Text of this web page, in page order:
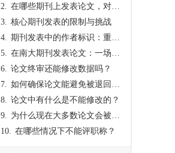
2. 在哪些期刊上发表论文，对考研有优势？
3. 核心期刊发表的限制与挑战
4. 期刊发表中的作者标识：重要性与实践
5. 在南大期刊发表论文：一场知识探索与学术成就的旅程
6. 论文终审还能修改数据吗？
7. 如何确保论文能避免被退回：关键条件与策略
8. 论文中有什么是不能修改的？
9. 为什么现在大多数论文会被评判为AI撰写？（深度剖析查重机制下的困境与出路）
10. 在哪些情况下不能评职称？